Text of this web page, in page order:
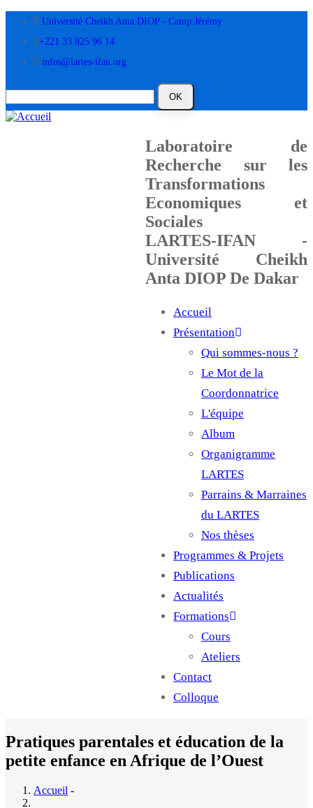
contenu
Université Cheikh Anta DIOP - Camp Jérémy
+221 33 825 96 14
infos@lartes-ifan.org
Laboratoire de
Recherche sur les
Transformations
Economiques et
Sociales
LARTES-IFAN -
Université Cheikh
Anta DIOP De Dakar
Main
navigation
Accueil
Présentation
Qui sommes-nous ?
Le Mot de la
Coordonnatrice
L'équipe
Album
Organigramme
LARTES
Parrains & Marraines
du LARTES
Nos thèses
Programmes & Projets
Publications
Actualités
Formations
Cours
Ateliers
Contact
Colloque
Pratiques parentales et éducation de la
petite enfance en Afrique de l’Ouest
Accueil -